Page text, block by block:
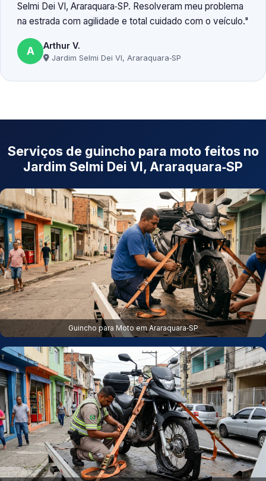
Selmi Dei VI, Araraquara‑SP. Resolveram meu problema
na estrada com agilidade e total cuidado com o veículo.
A Arthur V.
Jardim Selmi Dei VI, Araraquara‑SP
Serviços de guincho para moto feitos no
Jardim Selmi Dei VI, Araraquara‑SP
Guincho para Moto em Araraquara‑SP